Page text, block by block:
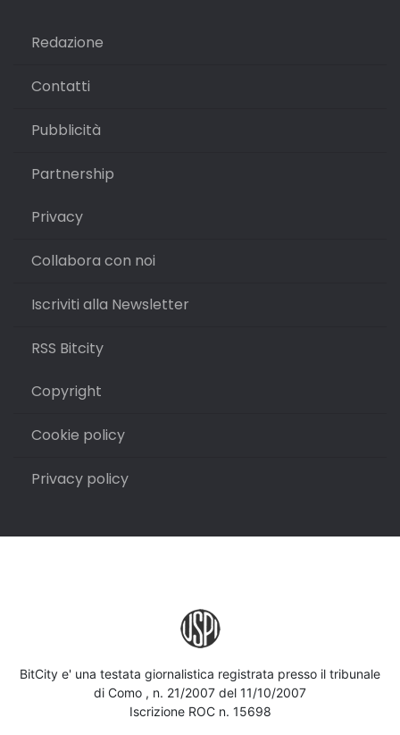
Redazione
Contatti
Pubblicità
Partnership
Privacy
Collabora con noi
Iscriviti alla Newsletter
RSS Bitcity
Copyright
Cookie policy
Privacy policy
BitCity e' una testata giornalistica registrata presso il tribunale
di Como , n. 21/2007 del 11/10/2007
Iscrizione ROC n. 15698